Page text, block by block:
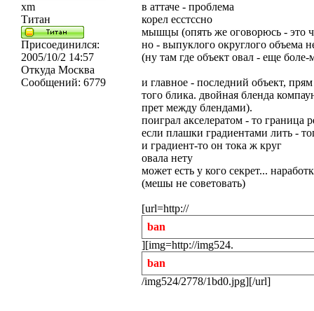
xm
Титан
Присоединился:
2005/10/2 14:57
Откуда Москва
Сообщений: 6779
в аттаче - проблема
корел есстссно
мышцы (опять же оговорюсь - это
но - выпуклого округлого объема
(ну там где объект овал - еще
и главное - последний объект,
того блика. двойная бленда
прет между блендами).
поиграл акселератом - то граница
если плашки градиентами лить -
и градиент-то он тока ж круг
овала нету
может есть у кого секрет...
(мешы не советовать)
[url=http://
ban
][img=http://img524.
ban
/img524/2778/1bd0.jpg][/url]